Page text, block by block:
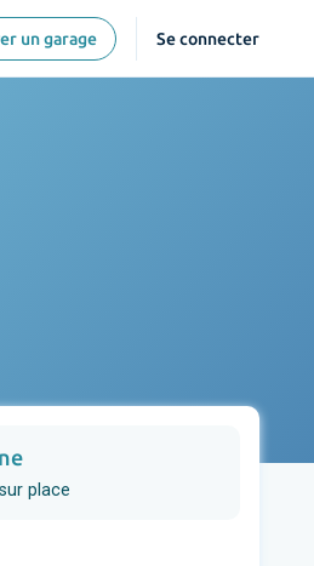
un garage Se connecter
place